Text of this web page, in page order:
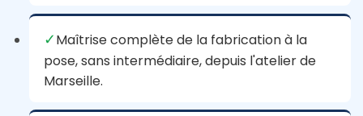
✓Maîtrise complète de la fabrication à la
pose, sans intermédiaire, depuis l'atelier de
Marseille.